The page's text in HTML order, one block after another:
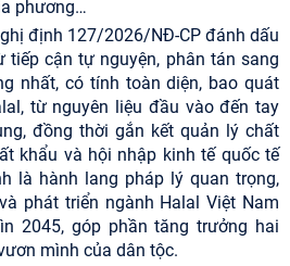
phương…
định 127/2026/NĐ-CP đánh dấu
tiếp cận tự nguyện, phân tán sang
nhất, có tính toàn diện, bao quát
từ nguyên liệu đầu vào đến tay
đồng thời gắn kết quản lý chất
khẩu và hội nhập kinh tế quốc tế
là hành lang pháp lý quan trọng,
phát triển ngành Halal Việt Nam
2045, góp phần tăng trưởng hai
mình của dân tộc.